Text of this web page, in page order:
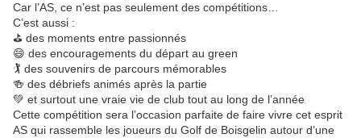
Car l’AS, ce n’est pas seulement des compétitions…
C’est aussi :
⛳ des moments entre passionnés
😄 des encouragements du départ au green
🏌️ des souvenirs de parcours mémorables
🍻 des débriefs animés après la partie
💚 et surtout une vraie vie de club tout au long de l’année
Cette compétition sera l’occasion parfaite de faire vivre cet esprit
AS qui rassemble les joueurs du Golf de Boisgelin autour d’une